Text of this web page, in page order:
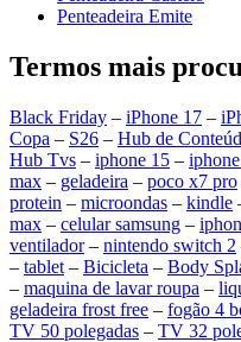
Penteadeira Emite
Termos mais
Black Friday – iPhone 17 –
Copa – S26 – Hub de
Hub Tvs – iphone 15 –
max – geladeira – poco x7 pro
protein – microondas – kindle
max – celular samsung –
ventilador– nintendo switch 2
– tablet – Bicicleta – Body
– maquina de lavar roupa –
geladeira frost free – fogão 4
TV 50 polegadas – TV 32